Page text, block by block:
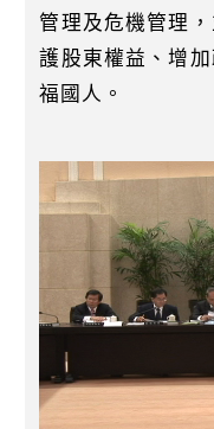
管理及危機管理
護股東權益、增
福國人。